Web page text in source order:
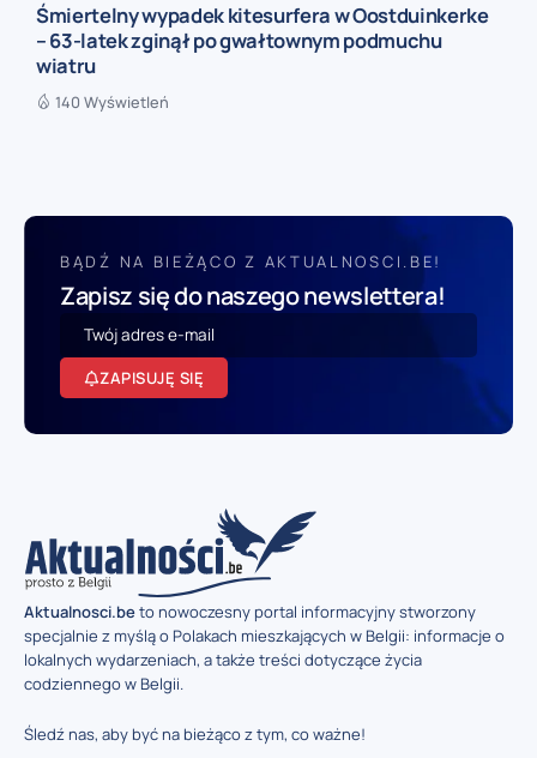
Śmiertelny wypadek kitesurfera w Oostduinkerke
– 63-latek zginął po gwałtownym podmuchu
wiatru
140 Wyświetleń
BĄDŹ NA BIEŻĄCO Z AKTUALNOSCI.BE!
Zapisz się do naszego newslettera!
ZAPISUJĘ SIĘ
Aktualnosci.beto nowoczesny portal informacyjny stworzony
specjalnie z myślą o Polakach mieszkających w Belgii: informacje o
lokalnych wydarzeniach, a także treści dotyczące życia
codziennego w Belgii.
Śledź nas, aby być na bieżąco z tym, co ważne!